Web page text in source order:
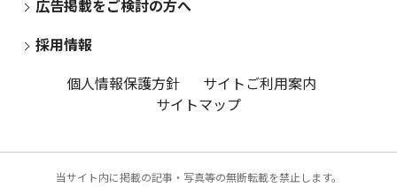
広告掲載をご検討の方へ
採用情報
個人情報保護方針
サイトご利用案内
サイトマップ
当サイト内に掲載の記事・写真等の無断転載を禁止します。